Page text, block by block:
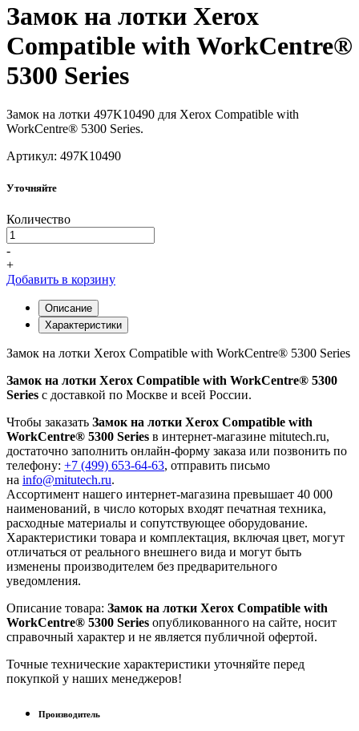
Замок на лотки Xerox
Compatible with WorkCentre®
5300 Series
Замок на лотки 497K10490 для Xerox Compatible with
WorkCentre® 5300 Series.
Артикул: 497K10490
Уточняйте
Количество
-
+
Добавить в корзину
Описание
Характеристики
Замок на лотки Xerox Compatible with WorkCentre® 5300 Series
Замок на лотки Xerox Compatible with WorkCentre® 5300
Series с доставкой по Москве и всей России.
Чтобы заказать Замок на лотки Xerox Compatible with
WorkCentre® 5300 Series в интернет-магазине mitutech.ru,
достаточно заполнить онлайн-форму заказа или позвонить по
телефону: +7 (499) 653-64-63, отправить письмо
на info@mitutech.ru.
Ассортимент нашего интернет-магазина превышает 40 000
наименований, в число которых входят печатная техника,
расходные материалы и сопутствующее оборудование.
Характеристики товара и комплектация, включая цвет, могут
отличаться от реального внешнего вида и могут быть
изменены производителем без предварительного
уведомления.
Описание товара: Замок на лотки Xerox Compatible with
WorkCentre® 5300 Series опубликованного на сайте, носит
справочный характер и не является публичной офертой.
Точные технические характеристики уточняйте перед
покупкой у наших менеджеров!
Производитель